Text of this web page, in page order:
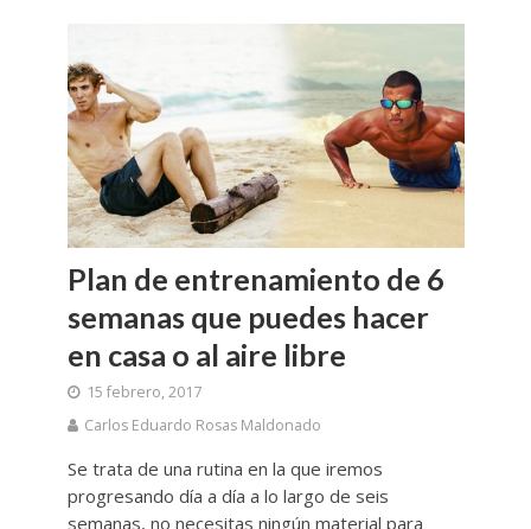
Plan de entrenamiento de 6
semanas que puedes hacer
en casa o al aire libre
15 febrero, 2017
Carlos Eduardo Rosas Maldonado
Se trata de una rutina en la que iremos
progresando día a día a lo largo de seis
semanas, no necesitas ningún material para